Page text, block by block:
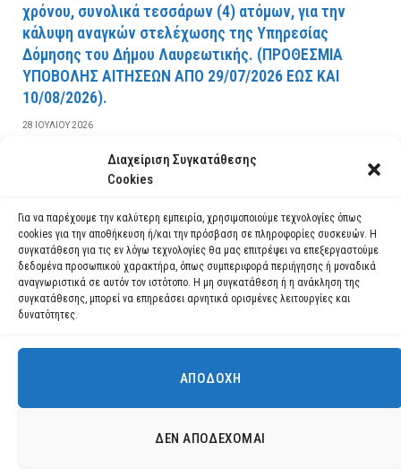
Διαχείριση Συγκατάθεσης
Cookies
Για να παρέχουμε την καλύτερη εμπειρία, χρησιμοποιούμε τεχνολογίες όπως
cookies για την αποθήκευση ή/και την πρόσβαση σε πληροφορίες συσκευών. Η
συγκατάθεση για τις εν λόγω τεχνολογίες θα μας επιτρέψει να επεξεργαστούμε
δεδομένα προσωπικού χαρακτήρα, όπως συμπεριφορά περιήγησης ή μοναδικά
αναγνωριστικά σε αυτόν τον ιστότοπο. Η μη συγκατάθεση ή η ανάκληση της
συγκατάθεσης, μπορεί να επηρεάσει αρνητικά ορισμένες λειτουργίες και
δυνατότητες.
ΑΠΟΔΟΧΉ
ΔΕΝ ΑΠΟΔΈΧΟΜΑΙ
χρόνου, συνολικά τεσσάρων (4) ατόμων, για την
κάλυψη αναγκών στελέχωσης της Υπηρεσίας
Δόμησης του Δήμου Λαυρεωτικής. (ΠPOΘEΣMIA
YΠOBOΛHΣ AITHΣEΩN AΠO 29/07/2026 EΩΣ KAI
10/08/2026).
28 ΙΟΥΛΊΟΥ 2026
ΔΙΑΒΆΣΤΕ ΠΕΡΙΣΣΌΤΕΡΑ
Χρησιμοποιούμε cookies για να σας προσφέρουμε τη βέλτιστη εμπειρία
πλοήγησης στον ιστότοπό μας.
ρυθμίσεις